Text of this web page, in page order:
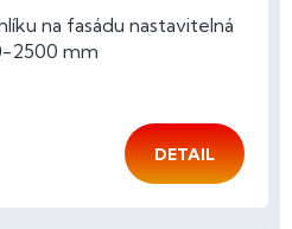
na fasádu nastavitelná
2500 mm
DETAIL